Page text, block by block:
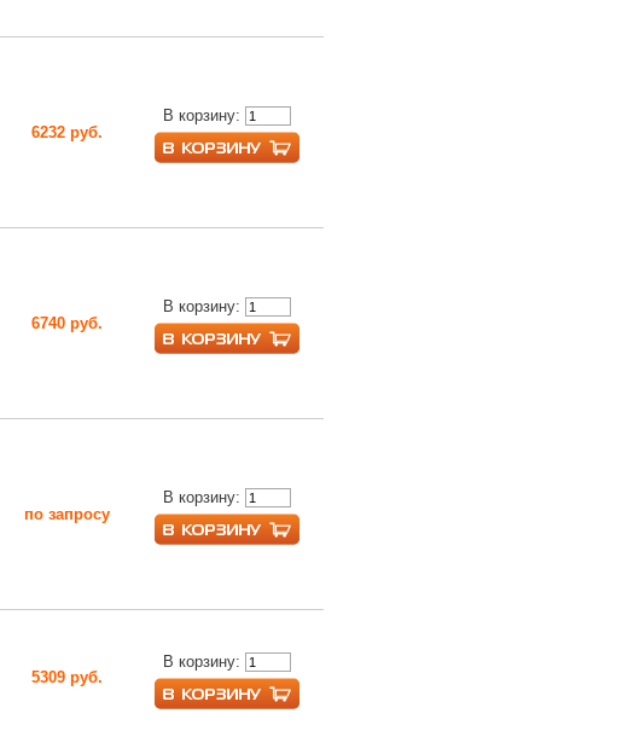
6232 руб.
В корзину:
6740 руб.
В корзину:
по запросу
В корзину:
5309 руб.
В корзину: